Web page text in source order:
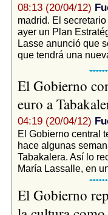
08:13 (20/04/12)
madrid. El
ayer un Plan
Lasse anunció que
que tendrá una
El Gobierno
euro a
04:19 (20/04/12)
El Gobierno central
hace algunas
Tabakalera. Así lo
María Lassalle, en
El Gobierno